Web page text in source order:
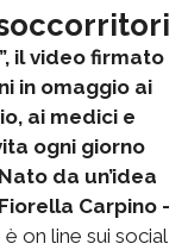
il video firmato
in omaggio ai
ai medici e
ogni giorno
Nato da un’idea
Carpino -
è on line sui social